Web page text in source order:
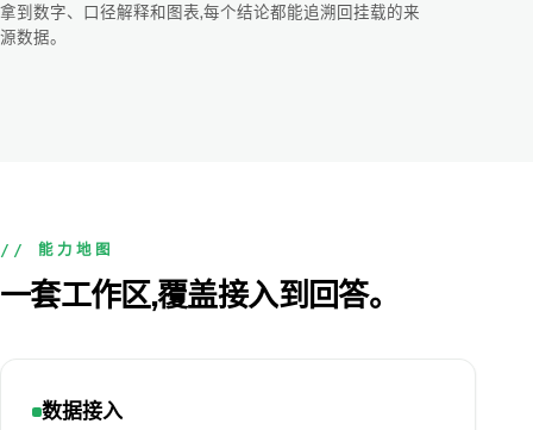
拿到数字、口径解释和图表,每个结论都能追溯回挂载的来
源数据。
// 能力地图
一套工作区,覆盖接入到回答。
数据接入